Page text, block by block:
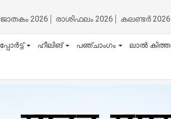
ജാതകം 2026 രാശിഫലം 2026 കലണ്ടർ 2026
ഹീലിങ് പഞ്ചാംഗം ലാൽ